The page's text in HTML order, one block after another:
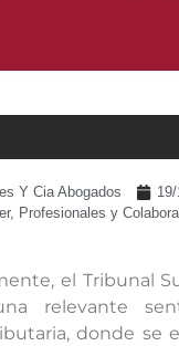
Y Cia Abogados
, Profesionales y
el Tribunal
relevante
donde se